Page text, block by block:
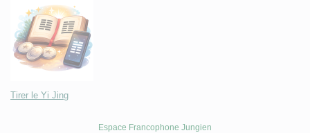
Tirer le Yi Jing
Espace Francophone Jungien